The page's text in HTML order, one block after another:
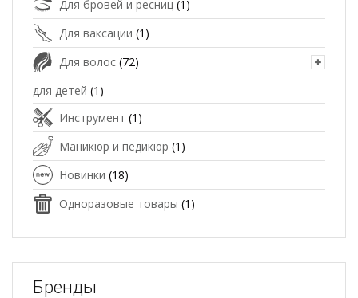
Для бровей и ресниц (1)
Для ваксации (1)
Для волос (72)
для детей (1)
Инструмент (1)
Маникюр и педикюр (1)
Новинки (18)
Одноразовые товары (1)
Бренды